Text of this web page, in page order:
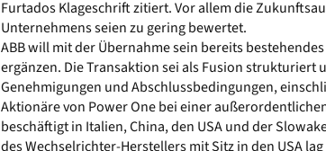
Furtados Klageschrift zitiert. Vor allem die
Unternehmens seien zu gering bewertet.
ABB will mit der Übernahme sein bereits
ergänzen. Die Transaktion sei als Fusion strukturiert
Genehmigungen und Abschlussbedingungen,
Aktionäre von Power One bei einer
beschäftigt in Italien, China, den USA und der
des Wechselrichter-Herstellers mit Sitz in den USA